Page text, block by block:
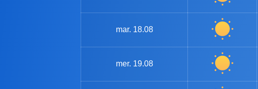
mar. 18.08
mer. 19.08